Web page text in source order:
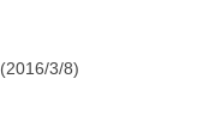
(2016/3/8)